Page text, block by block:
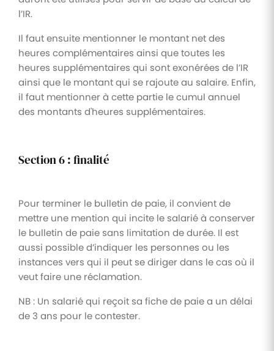
l’IR.
Il faut ensuite mentionner le montant net des
heures complémentaires ainsi que toutes les
heures supplémentaires qui sont exonérées de l’IR
ainsi que le montant qui se rajoute au salaire. Enfin,
il faut mentionner à cette partie le cumul annuel
des montants d'heures supplémentaires.
Section 6 : finalité
Pour terminer le bulletin de paie, il convient de
mettre une mention qui incite le salarié à conserver
le bulletin de paie sans limitation de durée. Il est
aussi possible d’indiquer les personnes ou les
instances vers qui il peut se diriger dans le cas où il
veut faire une réclamation.
NB : Un salarié qui reçoit sa fiche de paie a un délai
de 3 ans pour le contester.